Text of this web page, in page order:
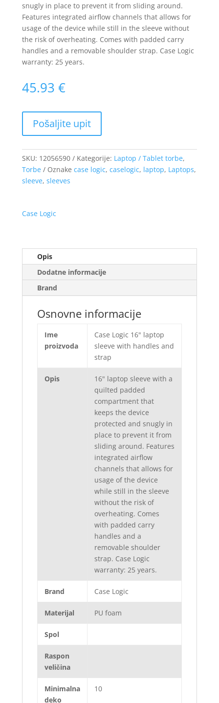
snugly in place to prevent it from sliding around.
Features integrated airflow channels that allows for
usage of the device while still in the sleeve without
the risk of overheating. Comes with padded carry
handles and a removable shoulder strap. Case Logic
warranty: 25 years.
45.93 €
SKU: 12056590 Kategorije: Laptop / Tablet torbe,
Torbe
Oznake case logic, caselogic, laptop, Laptops,
sleeve, sleeves
Case Logic
Opis
Dodatne informacije
Brand
Osnovne informacije
Ime
proizvoda
Case Logic 16" laptop
sleeve with handles and
strap
Opis
16" laptop sleeve with a
quilted padded
compartment that
keeps the device
protected and snugly in
place to prevent it from
sliding around. Features
integrated airflow
channels that allows for
usage of the device
while still in the sleeve
without the risk of
overheating. Comes
with padded carry
handles and a
removable shoulder
strap. Case Logic
warranty: 25 years.
Brand Case Logic
Materijal PU foam
Spol
Raspon
veličina
Minimalna
deko
10